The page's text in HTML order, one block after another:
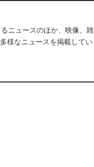
ニュースのほか、映像、雑
様なニュースを掲載してい